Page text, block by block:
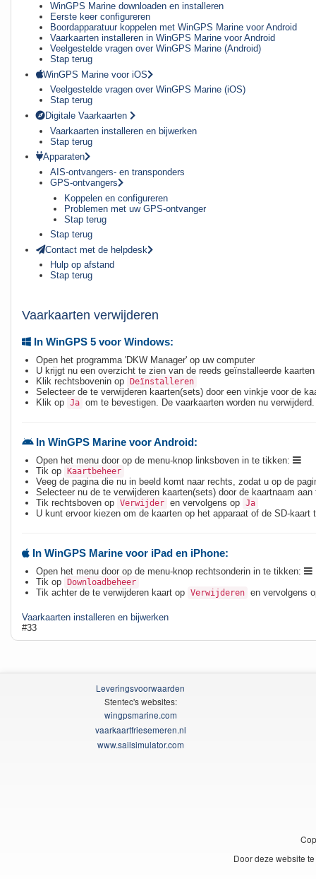
WinGPS Marine downloaden en installeren
Eerste keer configureren
Boordapparatuur koppelen met WinGPS Marine voor Android
Vaarkaarten installeren in WinGPS Marine voor Android
Veelgestelde vragen over WinGPS Marine (Android)
Stap terug
WinGPS Marine voor iOS
Veelgestelde vragen over WinGPS Marine (iOS)
Stap terug
Digitale Vaarkaarten
Vaarkaarten installeren en bijwerken
Stap terug
Apparaten
AIS-ontvangers- en transponders
GPS-ontvangers
Koppelen en configureren
Problemen met uw GPS-ontvanger
Stap terug
Stap terug
Contact met de helpdesk
Hulp op afstand
Stap terug
Vaarkaarten verwijderen
In WinGPS 5 voor Windows:
Open het programma 'DKW Manager' op uw computer
U krijgt nu een overzicht te zien van de reeds geïnstalleerde kaarten
Klik rechtsbovenin op
Deïnstalleren
Selecteer de te verwijderen kaarten(sets) door een vinkje voor de
Klik op Ja om te bevestigen. De vaarkaarten worden nu verwijderd.
In WinGPS Marine voor Android:
Open het menu door op de menu-knop linksboven in te tikken:
Tik op
Kaartbeheer
Veeg de pagina die nu in beeld komt naar rechts, zodat u op de
Selecteer nu de te verwijderen kaarten(sets) door de kaartnaam
Tik rechtsboven op Verwijder en vervolgens op Ja
U kunt ervoor kiezen om de kaarten op het apparaat of de SD-kaart
In WinGPS Marine voor iPad en iPhone:
Open het menu door op de menu-knop rechtsonderin in te tikken:
Tik op
Downloadbeheer
Tik achter de te verwijderen kaart op Verwijderen en vervolgens
Vaarkaarten installeren en bijwerken
#33
Leveringsvoorwaarden
Stentec's websites:
wingpsmarine.com
vaarkaartfriesemeren.nl
www.sailsimulator.com
Door deze website